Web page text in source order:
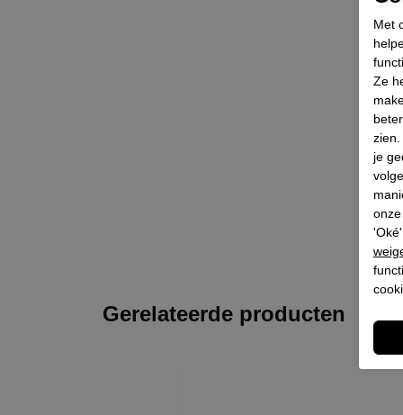
Gerelateerde producten
Met
Ze
je